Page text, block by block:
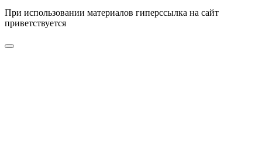
При использовании материалов гиперссылка на сайт
приветствуется